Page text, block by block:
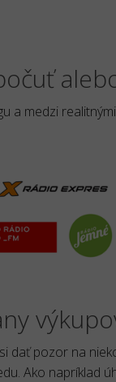
a medzi
dať pozor na
Ako napríklad